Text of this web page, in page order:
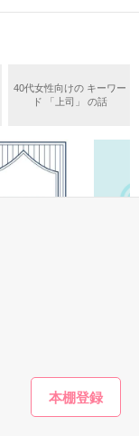
_)>
れるため、こちら
40代女性向けの キーワー
ド 「上司」 の話